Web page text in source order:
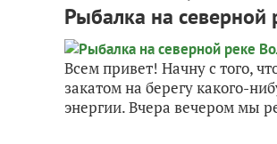
Рыбалка на северной
Всем привет! Начну с того,
закатом на берегу какого-
энергии. Вчера вечером мы